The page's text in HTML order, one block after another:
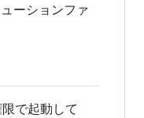
ーションファ
で起動して